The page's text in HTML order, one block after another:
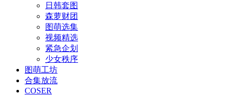
日韩套图
森萝财团
图萌选集
视频精选
紧急企划
少女秩序
图萌工坊
合集放流
COSER